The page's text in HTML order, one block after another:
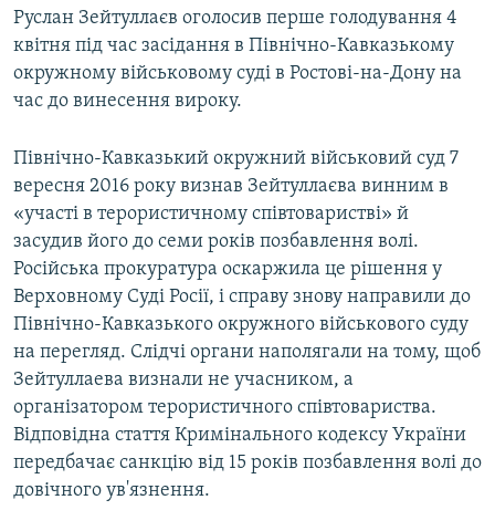
Руслан Зейтуллаєв оголосив перше голодування 4
квітня під час засідання в Північно-Кавказькому
окружному військовому суді в Ростові-на-Дону на
час до винесення вироку.
Північно-Кавказький окружний військовий суд 7
вересня 2016 року визнав Зейтуллаєва винним в
«участі в терористичному співтоваристві» й
засудив його до семи років позбавлення волі.
Російська прокуратура оскаржила це рішення у
Верховному Суді Росії, і справу знову направили до
Північно-Кавказького окружного військового суду
на перегляд. Слідчі органи наполягали на тому, щоб
Зейтуллаева визнали не учасником, а
організатором терористичного співтовариства.
Відповідна стаття Кримінального кодексу України
передбачає санкцію від 15 років позбавлення волі до
довічного ув'язнення.